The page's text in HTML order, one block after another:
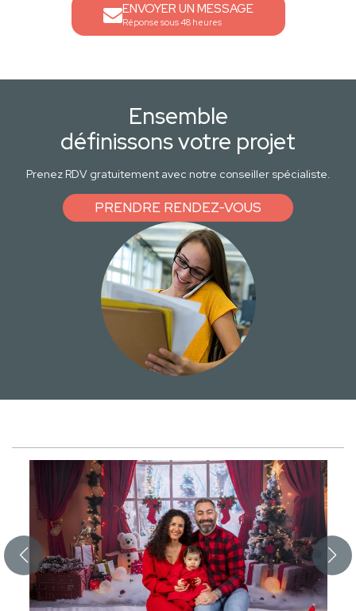
ENVOYER UN MESSAGE
Réponse sous 48 heures
Ensemble
définissons votre projet
Prenez RDV gratuitement avec notre conseiller spécialiste.
PRENDRE RENDEZ-VOUS